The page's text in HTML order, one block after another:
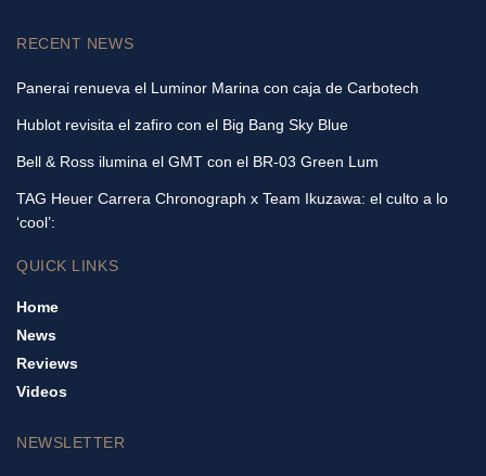
RECENT NEWS
Panerai renueva el Luminor Marina con caja de Carbotech
Hublot revisita el zafiro con el Big Bang Sky Blue
Bell & Ross ilumina el GMT con el BR-03 Green Lum
TAG Heuer Carrera Chronograph x Team Ikuzawa: el culto a lo
‘cool’:
QUICK LINKS
Home
News
Reviews
Videos
NEWSLETTER